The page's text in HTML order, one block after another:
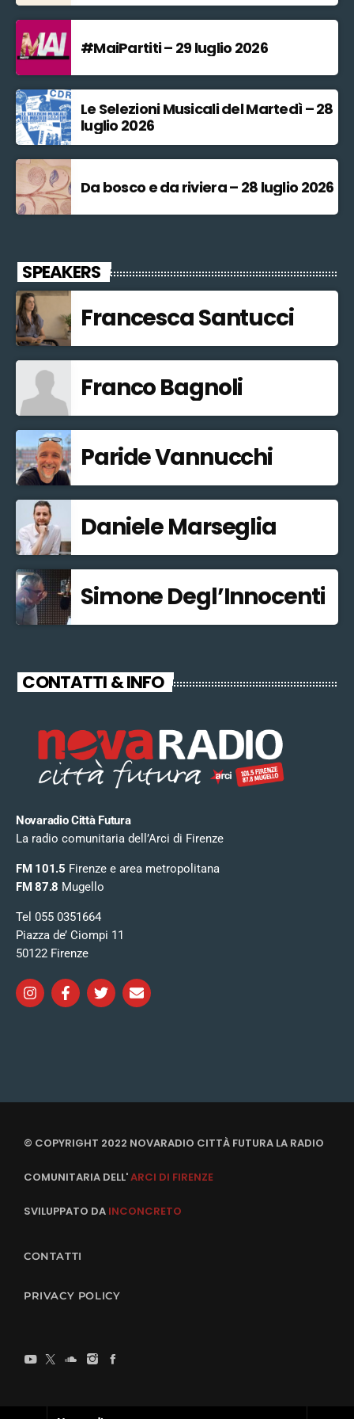
#MaiPartiti – 29 luglio 2026
Le Selezioni Musicali del Martedì – 28
luglio 2026
Da bosco e da riviera – 28 luglio 2026
SPEAKERS
Francesca Santucci
Franco Bagnoli
Paride Vannucchi
Daniele Marseglia
Simone Degl’Innocenti
CONTATTI & INFO
Novaradio Città Futura
La radio comunitaria dell’Arci di Firenze
FM 101.5 Firenze e area metropolitana
FM 87.8 Mugello
Tel 055 0351664
Piazza de’ Ciompi 11
50122 Firenze
© COPYRIGHT 2022 NOVARADIO CITTÀ FUTURA LA RADIO
COMUNITARIA DELL'ARCI DI FIRENZE
SVILUPPATO DA INCONCRETO
CONTATTI
PRIVACY POLICY